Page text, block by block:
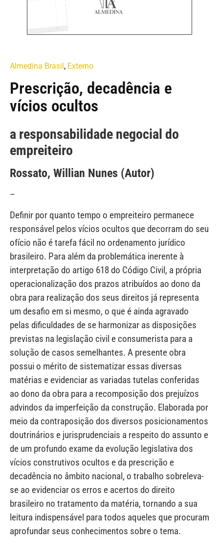
Almedina Brasil, Externo
Prescrição, decadência e
vícios ocultos
a responsabilidade negocial do
empreiteiro
Rossato, Willian Nunes (Autor)
–
Definir por quanto tempo o empreiteiro permanece
responsável pelos vícios ocultos que decorram do seu
ofício não é tarefa fácil no ordenamento jurídico
brasileiro. Para além da problemática inerente à
interpretação do artigo 618 do Código Civil, a própria
operacionalização dos prazos atribuídos ao dono da
obra para realização dos seus direitos já representa
um desafio em si mesmo, o que é ainda agravado
pelas dificuldades de se harmonizar as disposições
previstas na legislação civil e consumerista para a
solução de casos semelhantes. A presente obra
possui o mérito de sistematizar essas diversas
matérias e evidenciar as variadas tutelas conferidas
ao dono da obra para a recomposição dos prejuízos
advindos da imperfeição da construção. Elaborada por
meio da contraposição dos diversos posicionamentos
doutrinários e jurisprudenciais a respeito do assunto e
de um profundo exame da evolução legislativa dos
vícios construtivos ocultos e da prescrição e
decadência no âmbito nacional, o trabalho sobreleva-
se ao evidenciar os erros e acertos do direito
brasileiro no tratamento da matéria, tornando a sua
leitura indispensável para todos aqueles que procuram
aprofundar seus conhecimentos sobre o tema.